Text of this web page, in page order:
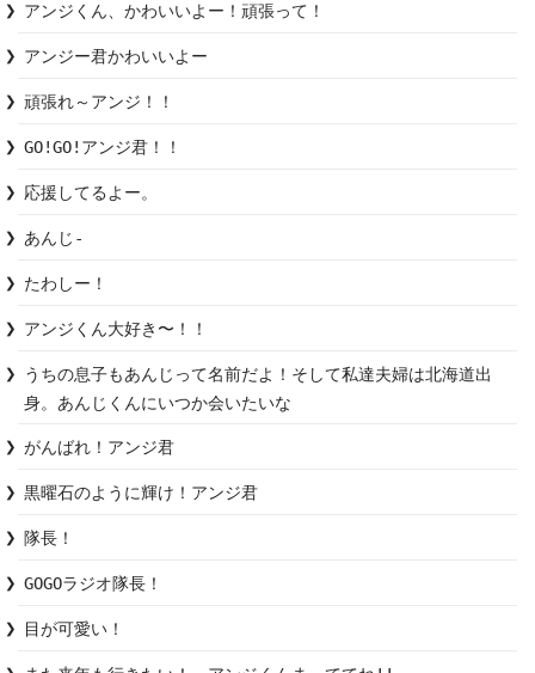
アンジくん、かわいいよー！頑張って！
アンジー君かわいいよー
頑張れ～アンジ！！
GO!GO!アンジ君！！
応援してるよー。
あんじ-
たわしー！
アンジくん大好き〜！！
うちの息子もあんじって名前だよ！そして私達夫婦は北海道出
身。あんじくんにいつか会いたいな
がんばれ！アンジ君
黒曜石のように輝け！アンジ君
隊長！
GOGOラジオ隊長！
目が可愛い！